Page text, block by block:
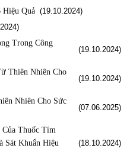
Hiệu Quả (19.10.2024)
Trong Công
(19.10.2024)
Thiên Nhiên Cho
(19.10.2024)
Nhiên Cho Sức
(07.06.2025)
Thuốc Tím
Sát Khuẩn Hiệu
(18.10.2024)